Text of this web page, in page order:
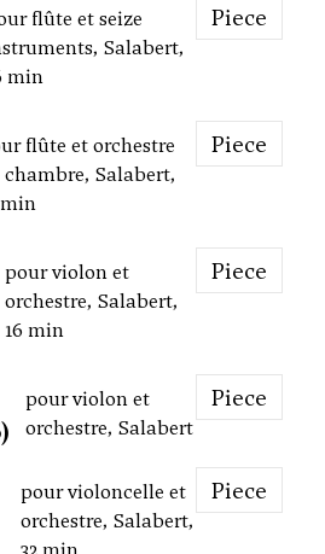
flûte et seize
Salabert,
min
Piece
flûte et orchestre
chambre, Salabert,
min
Piece
pour violon et
orchestre, Salabert,
16 min
Piece
pour violon et
orchestre, Salabert
Piece
pour violoncelle et
orchestre, Salabert,
Piece